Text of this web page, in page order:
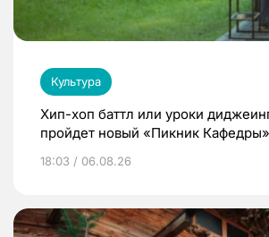
Культура
Хип-хоп баттл или уроки
пройдет новый «Пикник Кафедры»
18:03 / 06.08.26